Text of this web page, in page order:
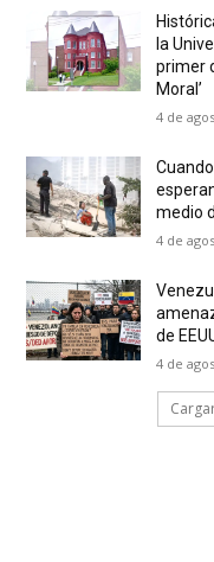
la
primer
Moral’
4 de
medio
4 de
de
4 de